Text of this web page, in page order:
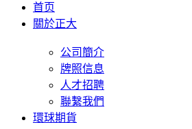
首页
關於正大
公司簡介
牌照信息
人才招聘
聯繫我們
環球期貨